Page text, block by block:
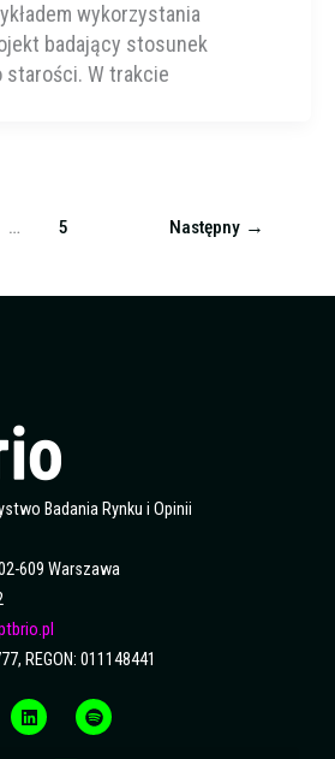
wykorzystania
badający stosunek
starości. W trakcie
… 5 Następny →
Badania Rynku i Opinii
609 Warszawa
REGON: 011148441
i
n
k
p
o
t